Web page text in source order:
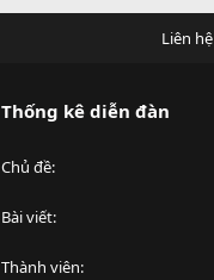
Liên hệ
Thống kê diễn đàn
Chủ đề
Bài viết
Thành viên